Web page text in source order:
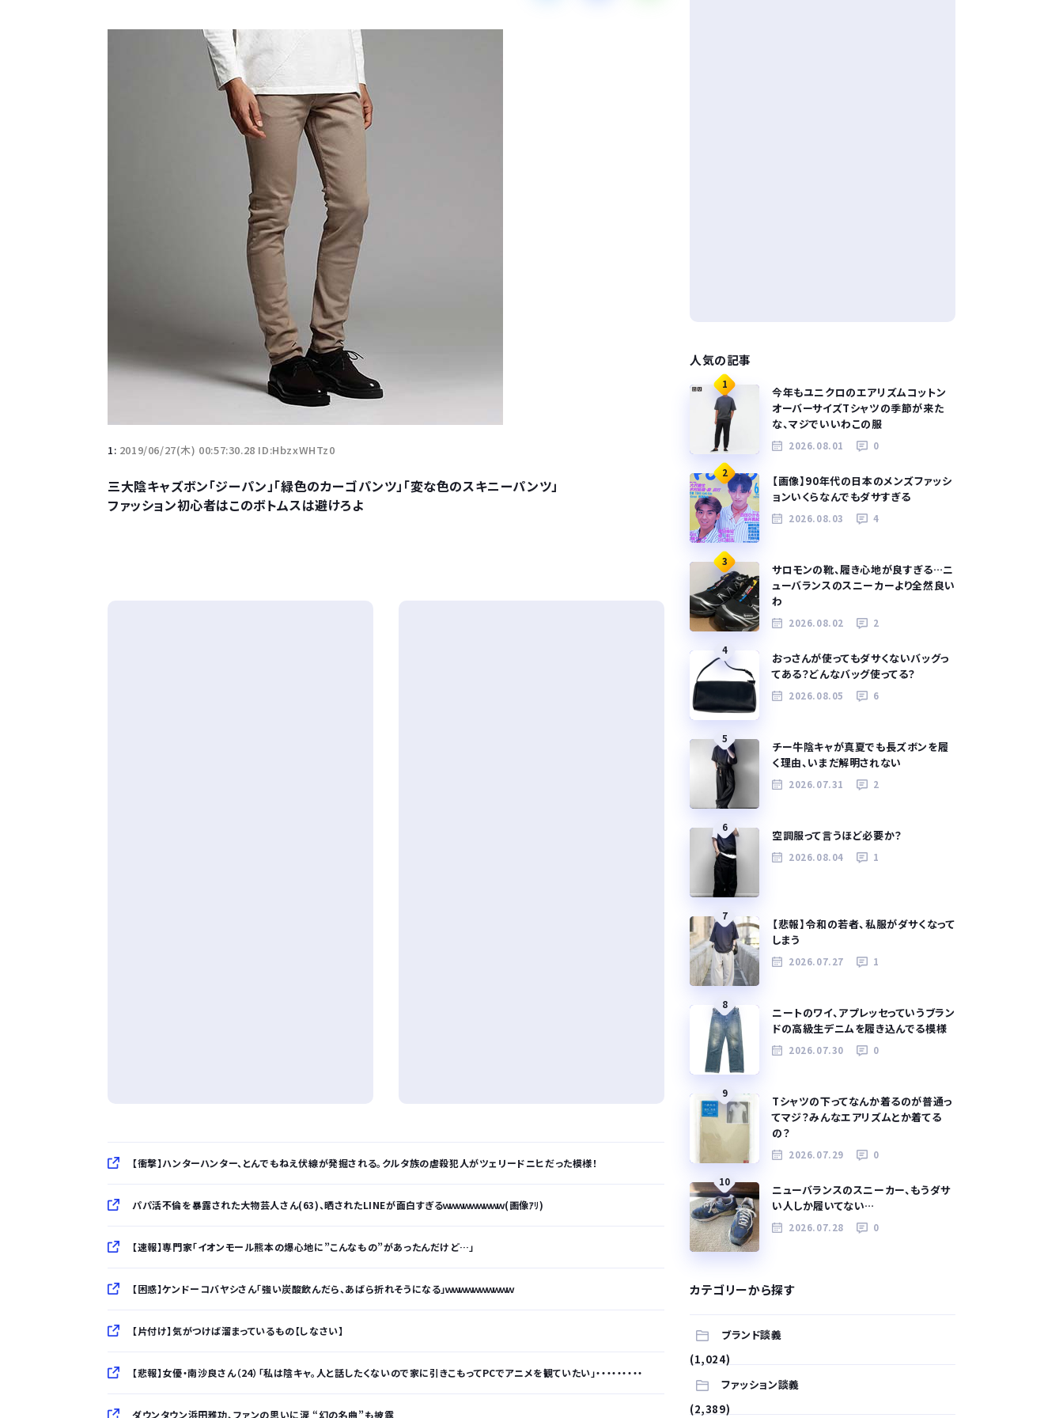
1: 2019/06/27(木) 00:57:30.28 ID:HbzxWHTz0
三大陰キャズボン「ジーパン」「緑色のカーゴパンツ」「変な色のスキニーパンツ」
ファッション初心者はこのボトムスは避けろよ
【衝撃】ハンターハンター、とんでもねえ伏線が発掘される。クルタ族の虐殺犯人がツェリードニヒだった模様！
パパ活不倫を暴露された大物芸人さん(63)、晒されたLINEが面白すぎるｗｗｗｗｗｗｗｗｗ(画像ｱﾘ)
【速報】専門家「イオンモール熊本の爆心地に”こんなもの”があったんだけど…」
【困惑】ケンドーコバヤシさん「強い炭酸飲んだら、あばら折れそうになる」ｗｗｗｗｗｗｗｗｗｗ
【片付け】気がつけば溜まっているもの【しなさい】
【悲報】女優・南沙良さん（24）「私は陰キャ。人と話したくないので家に引きこもってPCでアニメを観ていたい」・・・・・・・・・
ダウンタウン浜田雅功、ファンの思いに涙 “幻の名曲”も披露
人気の記事
1
今年もユニクロのエアリズムコットン
オーバーサイズTシャツの季節が来た
な、マジでいいわこの服
2026.08.01 0
2
【画像】90年代の日本のメンズファッシ
ョンいくらなんでもダサすぎる
2026.08.03 4
3
サロモンの靴、履き心地が良すぎる…ニ
ューバランスのスニーカーより全然良い
わ
2026.08.02 2
4
おっさんが使ってもダサくないバッグっ
てある？どんなバッグ使ってる？
2026.08.05 6
5
チー牛陰キャが真夏でも長ズボンを履
く理由、いまだ解明されない
2026.07.31 2
6
空調服って言うほど必要か？
2026.08.04 1
7
【悲報】令和の若者、私服がダサくなって
しまう
2026.07.27 1
8
ニートのワイ、アプレッセっていうブラン
ドの高級生デニムを履き込んでる模様
2026.07.30 0
9
Tシャツの下ってなんか着るのが普通っ
てマジ？みんなエアリズムとか着てる
の？
2026.07.29 0
10
ニューバランスのスニーカー、もうダサ
い人しか履いてない…
2026.07.28 0
カテゴリーから探す
ブランド談義
(1,024)
ファッション談義
(2,389)